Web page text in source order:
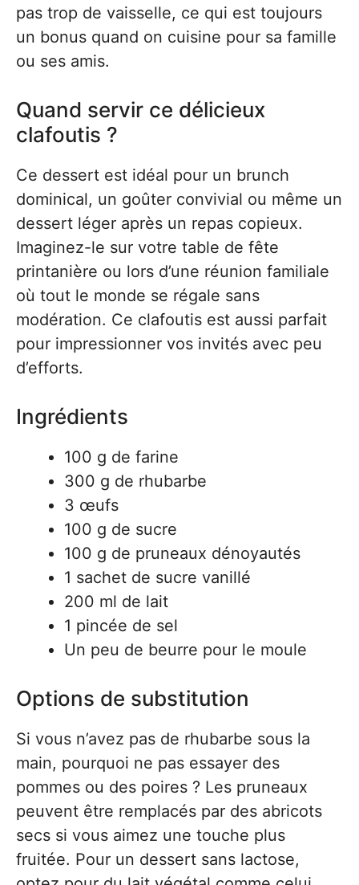
pas trop de vaisselle, ce qui est toujours
un bonus quand on cuisine pour sa famille
ou ses amis.
Quand servir ce délicieux
clafoutis ?
Ce dessert est idéal pour un brunch
dominical, un goûter convivial ou même un
dessert léger après un repas copieux.
Imaginez-le sur votre table de fête
printanière ou lors d’une réunion familiale
où tout le monde se régale sans
modération. Ce clafoutis est aussi parfait
pour impressionner vos invités avec peu
d’efforts.
Ingrédients
100 g de farine
300 g de rhubarbe
3 œufs
100 g de sucre
100 g de pruneaux dénoyautés
1 sachet de sucre vanillé
200 ml de lait
1 pincée de sel
Un peu de beurre pour le moule
Options de substitution
Si vous n’avez pas de rhubarbe sous la
main, pourquoi ne pas essayer des
pommes ou des poires ? Les pruneaux
peuvent être remplacés par des abricots
secs si vous aimez une touche plus
fruitée. Pour un dessert sans lactose,